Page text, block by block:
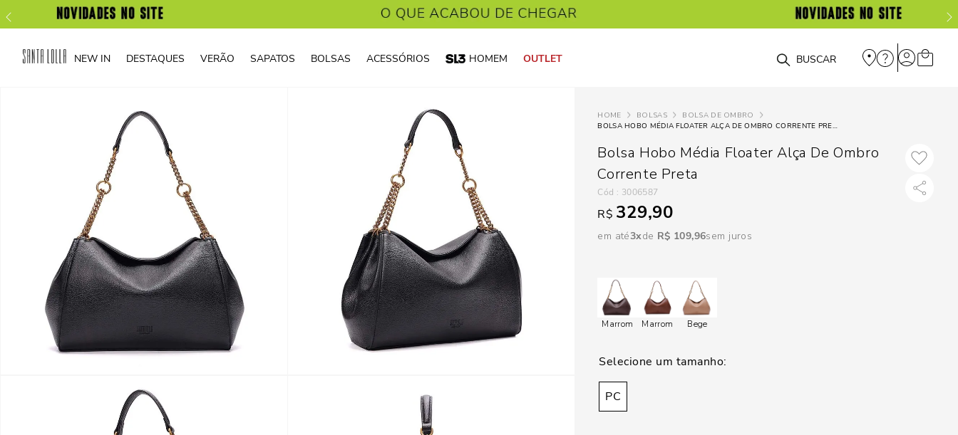
NEW IN DESTAQUES VERÃO SAPATOS BOLSAS ACESSÓRIOS HOMEM OUTLET O que você está procurando?
BOLSAS
BOLSA DE OMBRO
BOLSA HOBO MÉDIA FLOATER ALÇA DE OMBRO CORRENTE PRETA
Bolsa Hobo Média Floater Alça De Ombro
Corrente Preta
: 3006587
R$ 329,90
em até3 R$ 109,96sem juros
Marrom Marrom Bege
PC